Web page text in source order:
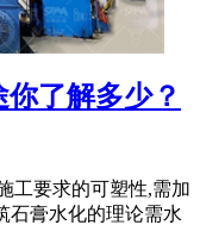
了解多少？
工要求的可塑性,需加
石膏水化的理论需水